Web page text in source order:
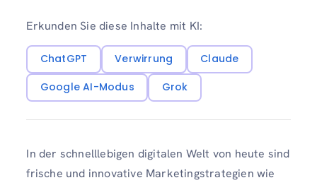
Erkunden Sie diese Inhalte mit KI:
ChatGPT Verwirrung
Claude
Google AI-Modus
Grok
In der schnelllebigen digitalen Welt von heute sind
frische und innovative Marketingstrategien wie